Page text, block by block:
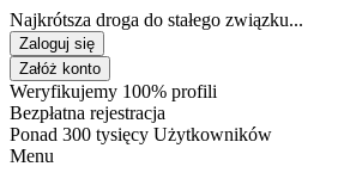
Najkrótsza droga do stałego związku...
Zaloguj się
Załóż konto
Weryfikujemy 100% profili
Bezpłatna rejestracja
Ponad 300 tysięcy Użytkowników
Menu